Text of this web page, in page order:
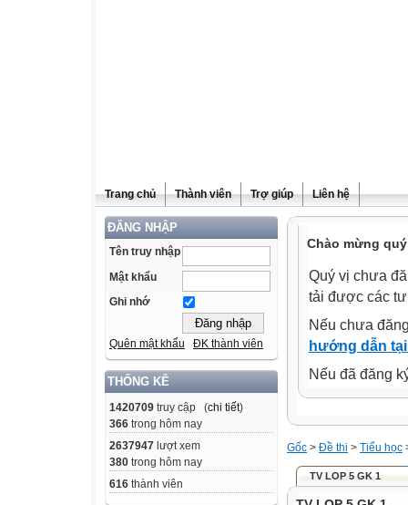
Trang chủ Thành viên Trợ giúp Liên hệ
ĐĂNG NHẬP
Tên truy nhập
Mật khẩu
Ghi nhớ
Quên mật khẩu ĐK thành viên
THỐNG KÊ
1420709 truy cập (chi tiết)
366 trong hôm nay
2637947 lượt xem
380 trong hôm nay
616 thành viên
Chào mừng
Quý vị chưa
tải được các
Nếu chưa
hướng dẫn
Nếu đã đăng
Gốc > Đề thi > Tiểu học
TV LOP 5 GK 1